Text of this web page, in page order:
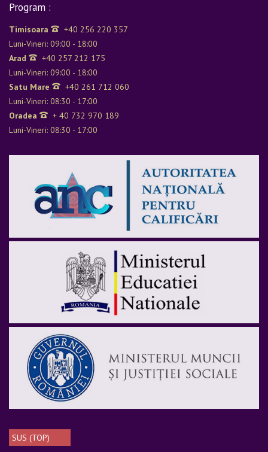
Program :
Timisoara
+40 256 220 357
Luni-Vineri: 09:00 - 18:00
Arad
+40 257 212 175
Luni-Vineri: 09:00 - 18:00
Satu Mare
+40 261 712 060
Luni-Vineri: 08:30 - 17:00
Oradea
+ 40 732 970 189
Luni-Vineri: 08:30 - 17:00
SUS (TOP)